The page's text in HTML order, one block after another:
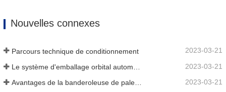
Manuel changement film, équipé avec
Nouvelles connexes
Parcours technique de conditionnement 2023-03-21
2023-03-21
2023-03-21